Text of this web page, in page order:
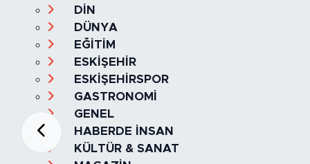
DİN
DÜNYA
EĞİTİM
ESKİŞEHİR
ESKİŞEHİRSPOR
GASTRONOMİ
GENEL
HABERDE İNSAN
KÜLTÜR & SANAT